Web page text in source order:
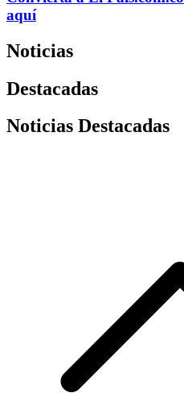
aquí
Noticias
Destacadas
Noticias Destacadas